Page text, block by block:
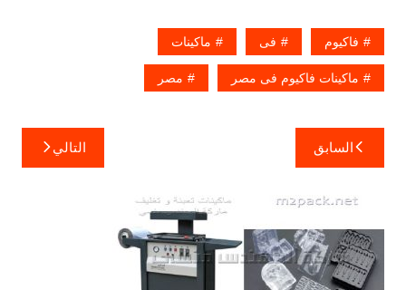
فاكيوم فى ماكينات
ماكينات فاكيوم فى مصر مصر
تصفّح
المقالات
السابق التالي